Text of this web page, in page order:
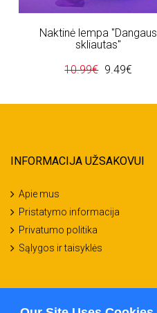
Naktinė lempa "Dangaus
skliautas"
10.99€ 9.49€
INFORMACIJA UŽSAKOVUI
Apie mus
Pristatymo informacija
Privatumo politika
Sąlygos ir taisyklės